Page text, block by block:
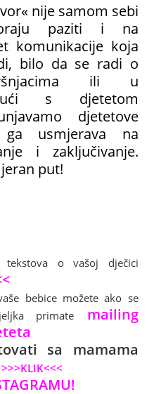
nije samom sebi
paziti i na
komunikacije koja
bilo da se radi o
ili u
s djetetom
djetetove
ga usmjerava na
i zaključivanje.
put!
tekstova o vašoj dječici
bebice možete ako se
primate
mailing
sa mamama
>>>KLIK<<<